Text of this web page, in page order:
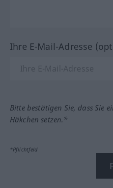
Ihre E-Mail-Adresse
Bitte bestätigen Sie, dass Sie
Häkchen setzen.*
*Pflichtfeld